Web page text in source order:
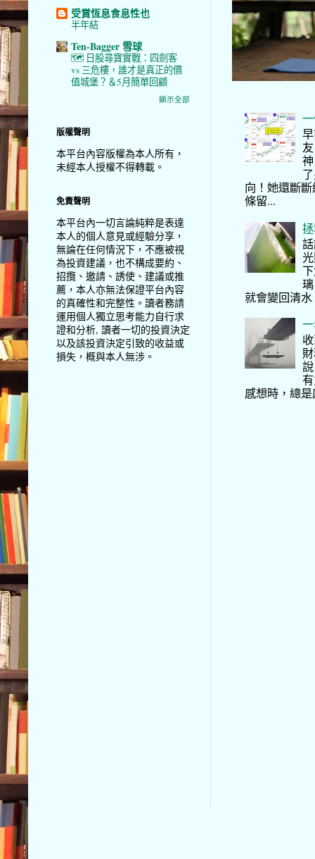
向！她還斷
條留...
就會變回清
感想時，總
受賞恆息食息性也
半年結
Ten-Bagger 雪球
🗺️ 日股尋寶實戰：四劍客
vs 三危樓，誰才是真正的價
值城堡？＆5月簡單回顧
顯示全部
版權聲明
本平台內容版權為本人所有，
未經本人授權不得轉載。
免責聲明
本平台內一切言論純粹是表達
本人的個人意見或經驗分享，
無論在任何情況下，不應被視
為投資建議，也不構成要約、
招攬、邀請、誘使、建議或推
薦，本人亦無法保證平台內容
的真確性和完整性。讀者務請
運用個人獨立思考能力自行求
證和分析, 讀者一切的投資決定
以及該投資決定引致的收益或
損失，概與本人無涉。